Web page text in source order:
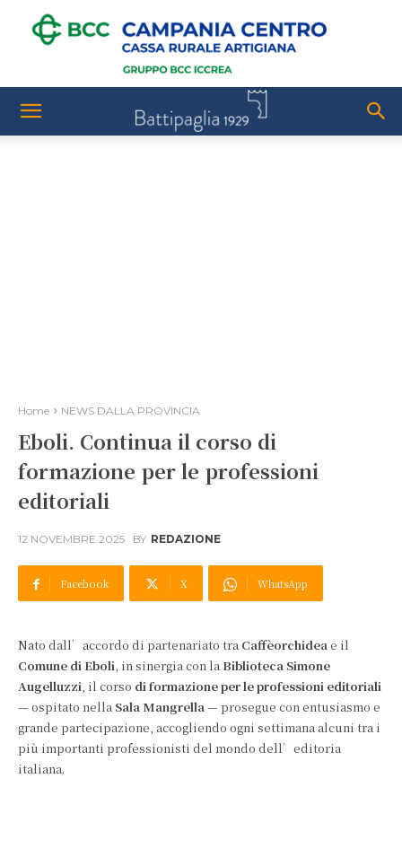
Home NEWS DALLA PROVINCIA
Eboli. Continua il corso di
formazione per le professioni
editoriali
12 NOVEMBRE 2025 BY REDAZIONE
Facebook X WhatsApp
Nato dall’accordo di partenariato tra Caffèorchideae il
Comune di Eboli, in sinergia con la Biblioteca Simone
Augelluzzi, il corso di formazione per le professioni editoriali
— ospitato nella Sala Mangrella— prosegue con entusiasmo e
grande partecipazione, accogliendo ogni settimana alcuni tra i
più importanti professionisti del mondo dell’editoria
italiana.